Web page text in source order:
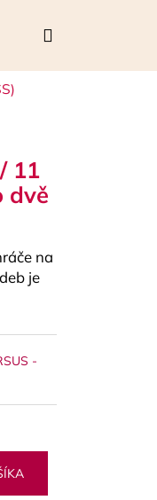
Nákupný
11
dvě
na
je
-